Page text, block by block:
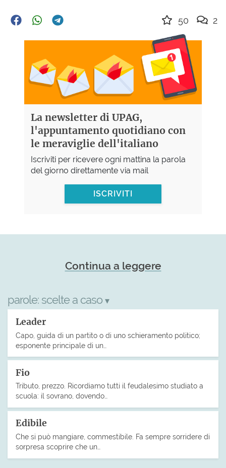
50 2
La newsletter di UPAG,
l'appuntamento quotidiano con
le meraviglie dell'italiano
Iscriviti per ricevere ogni mattina la parola
del giorno direttamente via mail
ISCRIVITI
Continua a leggere
parole: scelte a caso ▾
Leader
Capo, guida di un partito o di uno schieramento politico;
esponente principale di un…
Fio
Tributo, prezzo. Ricordiamo tutti il feudalesimo studiato a
scuola: il sovrano, dovendo…
Edibile
Che si può mangiare, commestibile. Fa sempre sorridere di
sorpresa scoprire che un…